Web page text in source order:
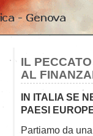
IL
AL
IN ITALIA SE
PAESI
Partiamo da